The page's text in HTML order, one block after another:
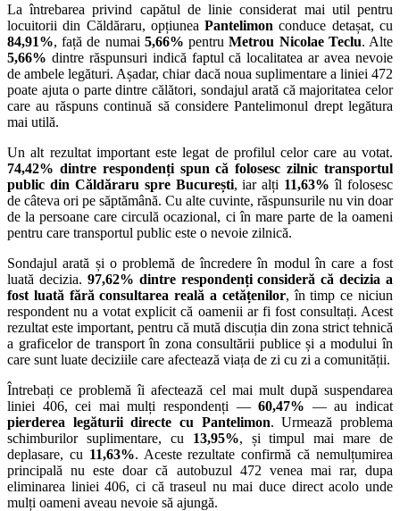
La întrebarea privind capătul de linie considerat mai util pentru
locuitorii din Căldăraru, opțiuneaPantelimon conduce detașat, cu
84,91%, față de numai 5,66% pentruMetrou Nicolae Teclu. Alte
5,66% dintre răspunsuri indică faptul că localitatea ar avea nevoie
de ambele legături. Așadar, chiar dacă noua suplimentare a liniei 472
poate ajuta o parte dintre călători, sondajul arată că majoritatea celor
care au răspuns continuă să considere Pantelimonul drept legătura
mai utilă.
Un alt rezultat important este legat de profilul celor care au votat.
74,42% dintre respondenți spun că folosesc zilnic transportul
public din Căldăraru spre București, iar alți 11,63% îl folosesc
de câteva ori pe săptămână. Cu alte cuvinte, răspunsurile nu vin doar
de la persoane care circulă ocazional, ci în mare parte de la oameni
pentru care transportul public este o nevoie zilnică.
Sondajul arată și o problemă de încredere în modul în care a fost
luată decizia. 97,62% dintre respondenți consideră că decizia a
fost luată fără consultarea reală a cetățenilor, în timp ce niciun
respondent nu a votat explicit că oamenii ar fi fost consultați. Acest
rezultat este important, pentru că mută discuția din zona strict tehnică
a graficelor de transport în zona consultării publice și a modului în
care sunt luate deciziile care afectează viața de zi cu zi a comunității.
Întrebați ce problemă îi afectează cel mai mult după suspendarea
liniei 406, cei mai mulți respondenți —60,47% — au indicat
pierderea legăturii directe cu Pantelimon. Urmează problema
schimburilor suplimentare, cu 13,95%, și timpul mai mare de
deplasare, cu 11,63%. Aceste rezultate confirmă că nemulțumirea
principală nu este doar că autobuzul 472 venea mai rar, dupa
eliminarea liniei 406, ci că traseul nu mai duce direct acolo unde
mulți oameni aveau nevoie să ajungă.